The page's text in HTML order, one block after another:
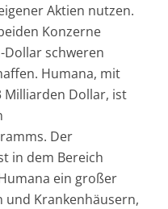
Aktien nutzen.
Konzerne
schweren
Humana, mit
Milliarden Dollar, ist
Der
in dem Bereich
ein großer
und Krankenhäusern,